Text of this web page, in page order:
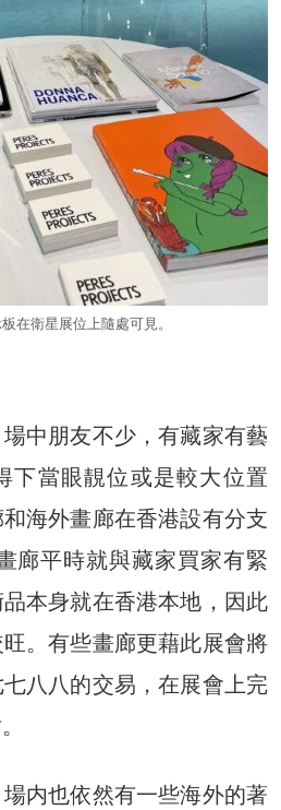
在衛星展位上隨處可見。
中朋友不少，有藏家有藝
下當眼靚位或是較大位置
海外畫廊在香港設有分支
廊平時就與藏家買家有緊
本身就在香港本地，因此
。有些畫廊更藉此展會將
八八的交易，在展會上完
内也依然有一些海外的著